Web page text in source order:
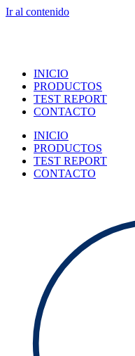
Ir al contenido
INICIO
PRODUCTOS
TEST REPORT
CONTACTO
INICIO
PRODUCTOS
TEST REPORT
CONTACTO